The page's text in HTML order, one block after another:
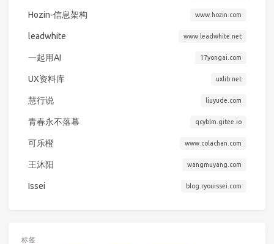
Hozin-信息架构 www.hozin.com
leadwhite www.leadwhite.net
一起用AI 17yongai.com
UX资料库 uxlib.net
慧行说 liuyude.com
青春永不落幕 qcyblm.gitee.io
可乐橙 www.colachan.com
王沐阳 wangmuyang.com
Issei blog.ryouissei.com
标签